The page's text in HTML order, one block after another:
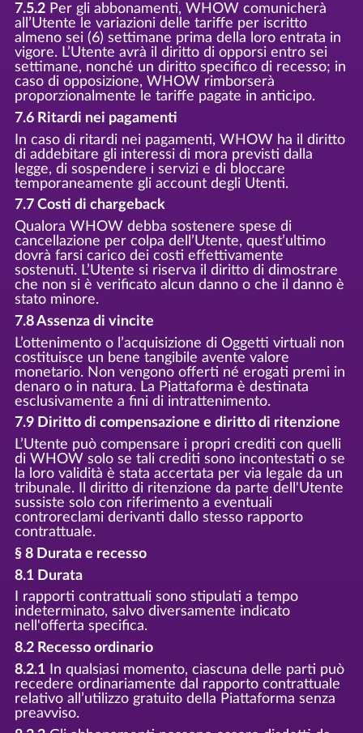
7.5.2Per gli abbonamenti, WHOW comunicherà
all’Utente le variazioni delle tariffe per iscritto
almeno sei (6) settimane prima della loro entrata in
vigore. L’Utente avrà il diritto di opporsi entro sei
settimane, nonché un diritto specifico di recesso; in
caso di opposizione, WHOW rimborserà
proporzionalmente le tariffe pagate in anticipo.
7.6 Ritardi nei pagamenti
In caso di ritardi nei pagamenti, WHOW ha il diritto
di addebitare gli interessi di mora previsti dalla
legge, di sospendere i servizi e di bloccare
temporaneamente gli account degli Utenti.
7.7 Costi di chargeback
Qualora WHOW debba sostenere spese di
cancellazione per colpa dell’Utente, quest’ultimo
dovrà farsi carico dei costi effettivamente
sostenuti. L’Utente si riserva il diritto di dimostrare
che non si è verificato alcun danno o che il danno è
stato minore.
7.8 Assenza di vincite
L’ottenimento o l’acquisizione di Oggetti virtuali non
costituisce un bene tangibile avente valore
monetario. Non vengono offerti né erogati premi in
denaro o in natura. La Piattaforma è destinata
esclusivamente a fini di intrattenimento.
7.9 Diritto di compensazione e diritto di ritenzione
L’Utente può compensare i propri crediti con quelli
di WHOW solo se tali crediti sono incontestati o se
la loro validità è stata accertata per via legale da un
tribunale. Il diritto di ritenzione da parte dell'Utente
sussiste solo con riferimento a eventuali
controreclami derivanti dallo stesso rapporto
contrattuale.
§ 8 Durata e recesso
8.1 Durata
I rapporti contrattuali sono stipulati a tempo
indeterminato, salvo diversamente indicato
nell'offerta specifica.
8.2 Recesso ordinario
8.2.1In qualsiasi momento, ciascuna delle parti può
recedere ordinariamente dal rapporto contrattuale
relativo all’utilizzo gratuito della Piattaforma senza
preavviso.